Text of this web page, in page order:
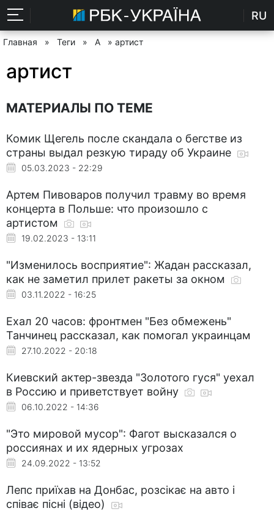
RU
Главная » Теги » А » артист
артист
МАТЕРИАЛЫ ПО ТЕМЕ
Комик Щегель после скандала о бегстве из
страны выдал резкую тираду об Украине
05.03.2023 - 22:29
Артем Пивоваров получил травму во время
концерта в Польше: что произошло с
артистом
19.02.2023 - 13:11
"Изменилось восприятие": Жадан рассказал,
как не заметил прилет ракеты за окном
03.11.2022 - 16:25
Ехал 20 часов: фронтмен "Без обмежень"
Танчинец рассказал, как помогал украинцам
27.10.2022 - 20:18
Киевский актер-звезда "Золотого гуся" уехал
в Россию и приветствует войну
06.10.2022 - 14:36
"Это мировой мусор": Фагот высказался о
россиянах и их ядерных угрозах
24.09.2022 - 13:52
Лепс приїхав на Донбас, розсікає на авто і
співає пісні (відео)